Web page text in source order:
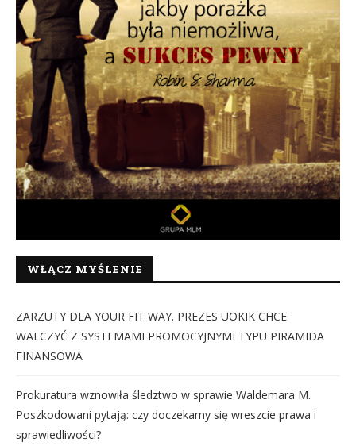
WŁĄCZ MYŚLENIE
ZARZUTY DLA YOUR FIT WAY. PREZES UOKIK CHCE
WALCZYĆ Z SYSTEMAMI PROMOCYJNYMI TYPU PIRAMIDA
FINANSOWA
Prokuratura wznowiła śledztwo w sprawie Waldemara M.
Poszkodowani pytają: czy doczekamy się wreszcie prawa i
sprawiedliwości?